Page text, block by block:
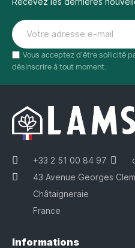
Vous acceptez d'être sollicité
désinscrire à tout moment.
+33 2 51 00 84 97
43 Avenue Georges
Châtaigneraie
France
Informations